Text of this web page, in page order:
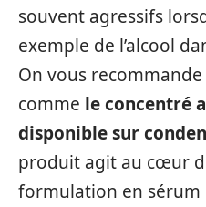
souvent agressifs
exemple de l’alcool
On vous
comme le concentré
disponible sur
produit agit au cœur
formulation en sérum